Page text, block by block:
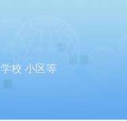
学校 小区等